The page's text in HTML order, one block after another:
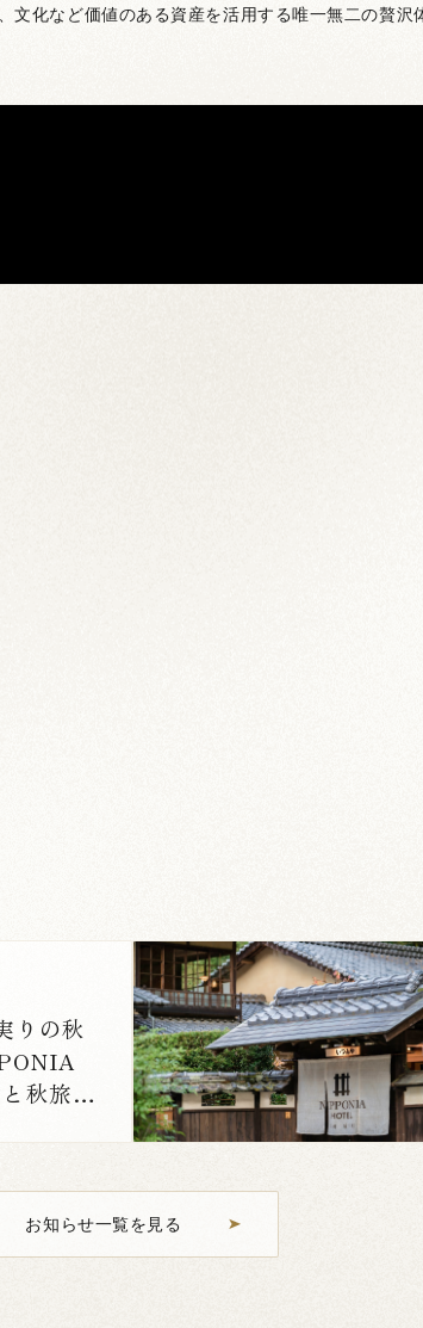
文化など価値のある資産を活用する唯一無二の贅沢
りの秋
秋旅体
お知らせ一覧を見る